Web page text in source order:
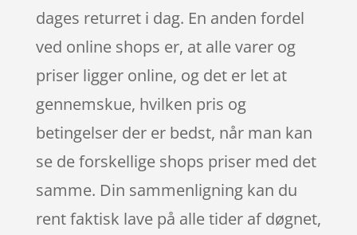
dages returret i dag. En anden fordel
ved online shops er, at alle varer og
priser ligger online, og det er let at
gennemskue, hvilken pris og
betingelser der er bedst, når man kan
se de forskellige shops priser med det
samme. Din sammenligning kan du
rent faktisk lave på alle tider af døgnet,